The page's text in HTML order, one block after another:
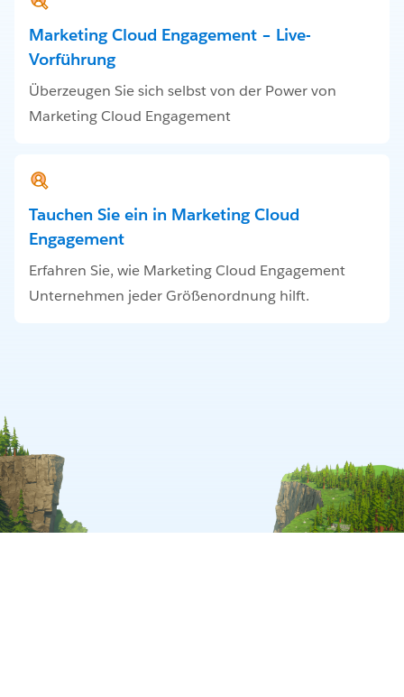
Marketing Cloud Engagement – Live-
Vorführung
Überzeugen Sie sich selbst von der Power von
Marketing Cloud Engagement
Tauchen Sie ein in Marketing Cloud
Engagement
Erfahren Sie, wie Marketing Cloud Engagement
Unternehmen jeder Größenordnung hilft.